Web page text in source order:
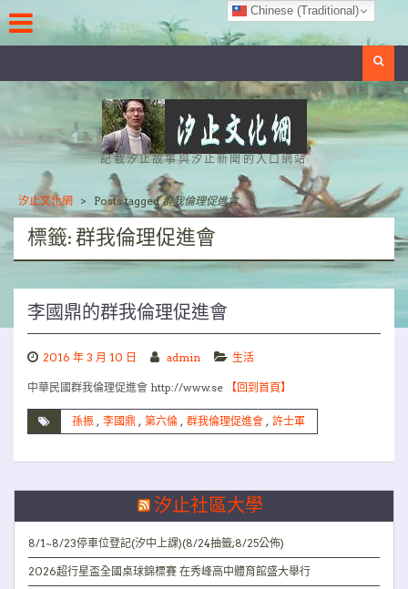
to
content
記載汐止故事與汐止新聞的入口網站
汐止文化網 > Posts tagged群我倫理促進會
標籤: 群我倫理促進會
李國鼎的群我倫理促進會
2016 年 3 月 10 日 admin 生活
中華民國群我倫理促進會 http://www.se 【回到首頁】
孫振 , 李國鼎 , 第六倫 , 群我倫理促進會 , 許士軍
汐止社區大學
8/1~8/23停車位登記(汐中上課)(8/24抽籤;8/25公佈)
2026超行星盃全國桌球錦標賽 在秀峰高中體育館盛大舉行
Chinese (Traditional)